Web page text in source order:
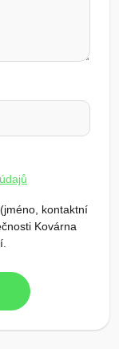
kontaktní
Kovárna